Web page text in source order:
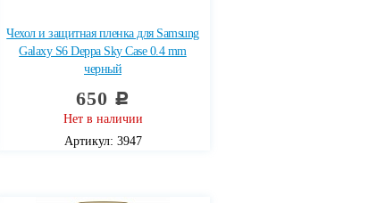
Чехол и защитная пленка для Samsung
Galaxy S6 Deppa Sky Case 0.4 mm
черный
650 c
Нет в наличии
Артикул: 3947